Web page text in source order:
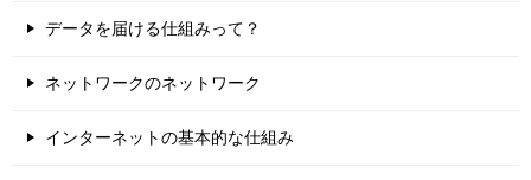
データを届ける仕組みって？
ネットワークのネットワーク
インターネットの基本的な仕組み